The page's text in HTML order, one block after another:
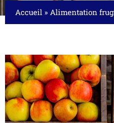
Accueil » Alimentation